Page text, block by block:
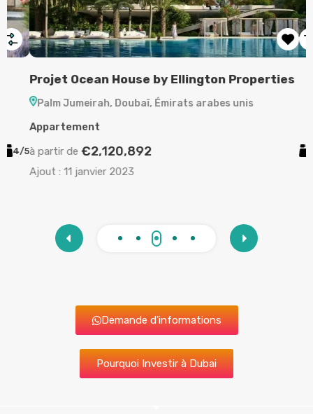
Projet Ocean House by Ellington Properties
Palm Jumeirah, Doubaï, Émirats arabes unis
Appartement
à partir de €2,120,892 2/3
Ajout :11 janvier 2023
Demande d'informations
Pourquoi Investir à Dubai